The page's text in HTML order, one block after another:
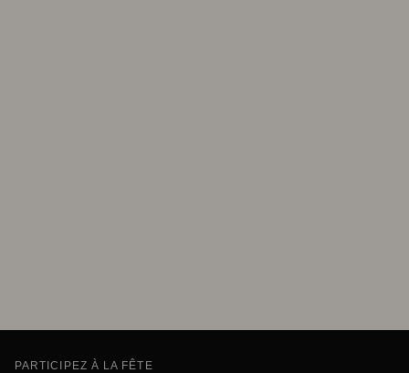
PARTICIPEZ À LA FÊTE